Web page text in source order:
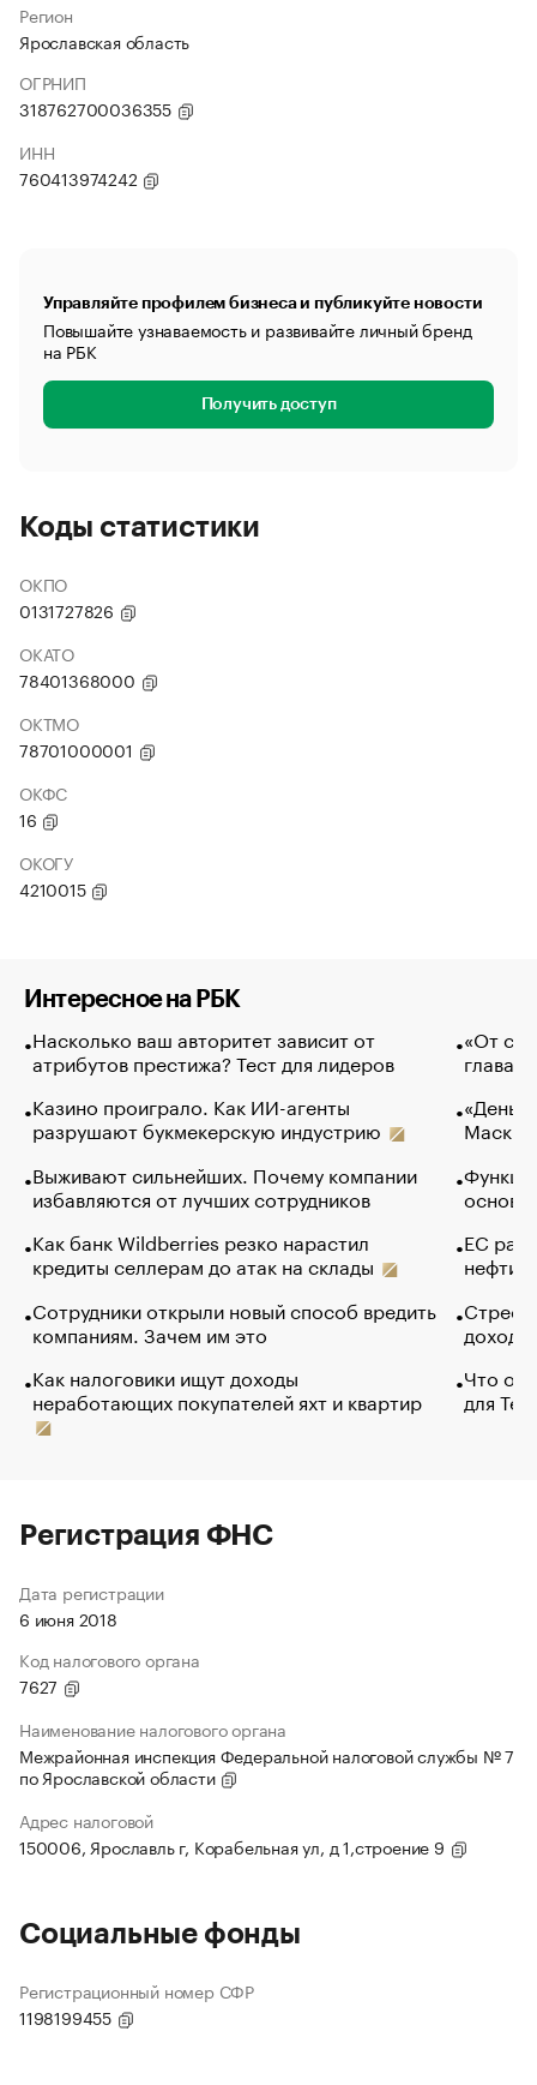
Регион
Ярославская область
ОГРНИП
318762700036355
ИНН
760413974242
Управляйте профилем бизнеса и публикуйте новости
Повышайте узнаваемость и развивайте личный бренд
на РБК
Получить доступ
Коды статистики
ОКПО
0131727826
ОКАТО
78401368000
ОКТМО
78701000001
ОКФС
16
ОКОГУ
4210015
Интересное на РБК
Насколько ваш авторитет зависит от
атрибутов престижа? Тест для лидеров
Казино проиграло. Как ИИ-агенты
разрушают букмекерскую индустрию
Выживают сильнейших. Почему компании
избавляются от лучших сотрудников
Как банк Wildberries резко нарастил
кредиты селлерам до атак на склады
Сотрудники открыли новый способ вредить
компаниям. Зачем им это
Как налоговики ищут доходы
неработающих покупателей яхт и квартир
«От
глава
Маск в
основ
ЕС
нефти
Что
для
Регистрация ФНС
Дата регистрации
6 июня 2018
Код налогового органа
7627
Наименование налогового органа
Межрайонная инспекция Федеральной налоговой службы № 7
по Ярославской области
Адрес налоговой
150006, Ярославль г, Корабельная ул, д 1,строение 9
Социальные фонды
Регистрационный номер СФР
1198199455